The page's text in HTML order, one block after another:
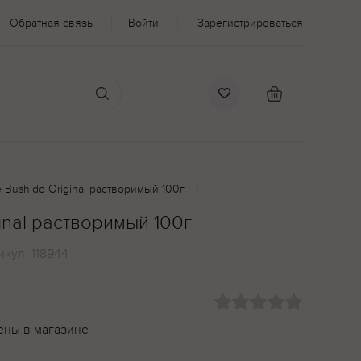
Обратная связь Войти Зарегистрироваться
Bushido Original растворимый 100г
растворимый 100г
118944
в магазине